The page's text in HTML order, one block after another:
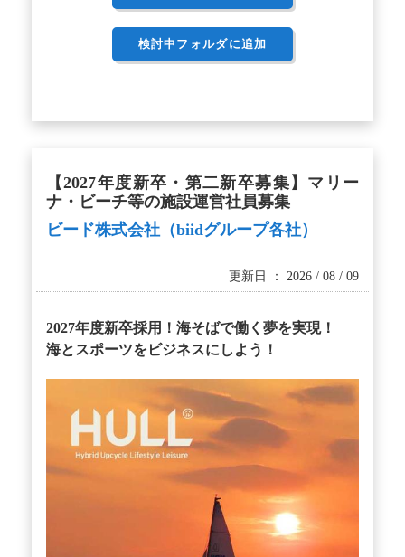
検討中フォルダに追加
【2027年度新卒・第二新卒募集】マリー
ナ・ビーチ等の施設運営社員募集
ビード株式会社（biidグループ各社）
更新日 ： 2026 / 08 / 09
2027年度新卒採用！海そばで働く夢を実現！
海とスポーツをビジネスにしよう！